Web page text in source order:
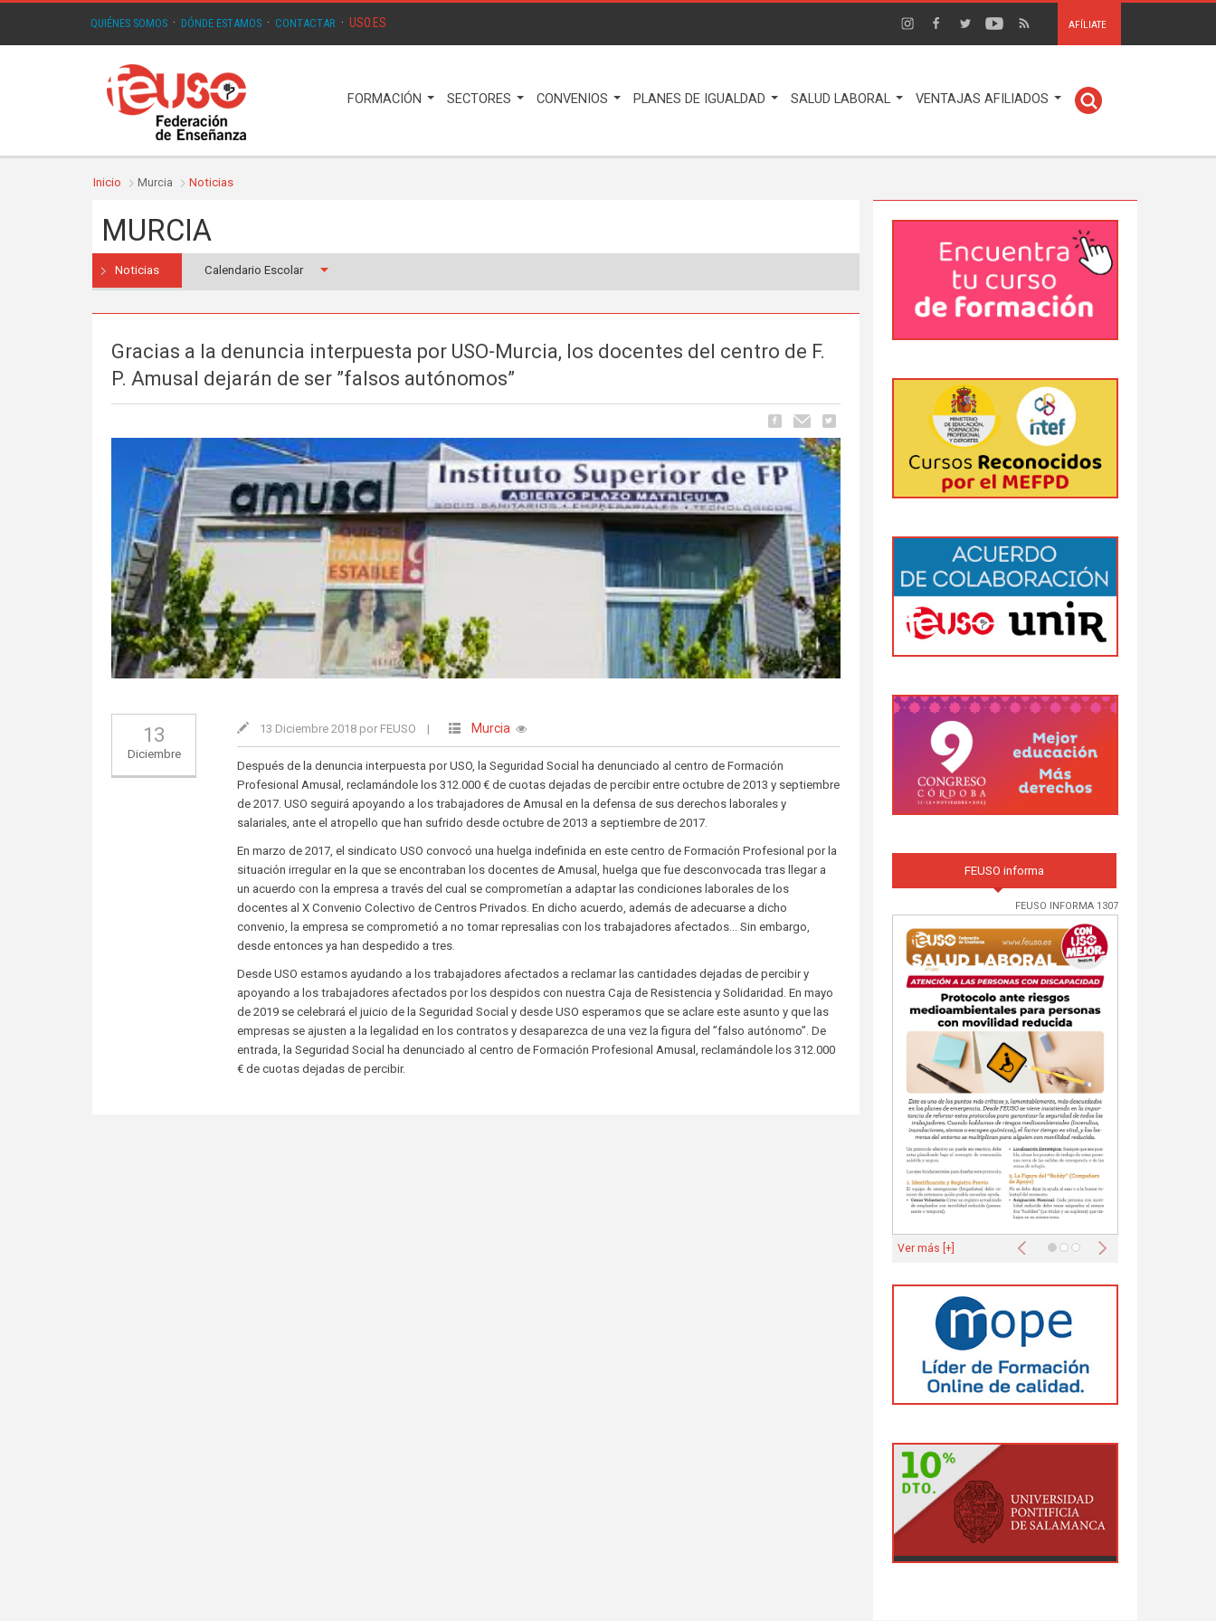
QUIÉNES SOMOS · DÓNDE ESTAMOS · CONTACTAR · USO.ES AFÍLIATE
FORMACIÓN SECTORES CONVENIOS PLANES DE IGUALDAD SALUD LABORAL VENTAJAS AFILIADOS
Inicio Murcia Noticias
MURCIA
Noticias Calendario Escolar
Gracias a la denuncia interpuesta por USO-Murcia, los docentes del centro de F.
P. Amusal dejarán de ser ”falsos autónomos”
13
Diciembre
13 Diciembre 2018 por FEUSO | Murcia
Después de la denuncia interpuesta por USO, la Seguridad Social ha denunciado al centro de Formación
Profesional Amusal, reclamándole los 312.000 € de cuotas dejadas de percibir entre octubre de 2013 y septiembre
de 2017. USO seguirá apoyando a los trabajadores de Amusal en la defensa de sus derechos laborales y
salariales, ante el atropello que han sufrido desde octubre de 2013 a septiembre de 2017.
En marzo de 2017, el sindicato USO convocó una huelga indefinida en este centro de Formación Profesional por la
situación irregular en la que se encontraban los docentes de Amusal, huelga que fue desconvocada tras llegar a
un acuerdo con la empresa a través del cual se comprometían a adaptar las condiciones laborales de los
docentes al X Convenio Colectivo de Centros Privados. En dicho acuerdo, además de adecuarse a dicho
convenio, la empresa se comprometió a no tomar represalias con los trabajadores afectados… Sin embargo,
desde entonces ya han despedido a tres.
Desde USO estamos ayudando a los trabajadores afectados a reclamar las cantidades dejadas de percibir y
apoyando a los trabajadores afectados por los despidos con nuestra Caja de Resistencia y Solidaridad. En mayo
de 2019 se celebrará el juicio de la Seguridad Social y desde USO esperamos que se aclare este asunto y que las
empresas se ajusten a la legalidad en los contratos y desaparezca de una vez la figura del ”falso autónomo”. De
entrada, la Seguridad Social ha denunciado al centro de Formación Profesional Amusal, reclamándole los 312.000
€ de cuotas dejadas de percibir.
FEUSO informa
FEUSO INFORMA 1307
Anterior Siguiente
Ver más [+]